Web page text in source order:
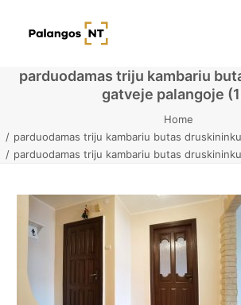
Butai
Žemės sklypai
Kontaktai
parduodamas triju kambariu
gatveje palangoje
Home
parduodamas triju kambariu butas
parduodamas triju kambariu butas